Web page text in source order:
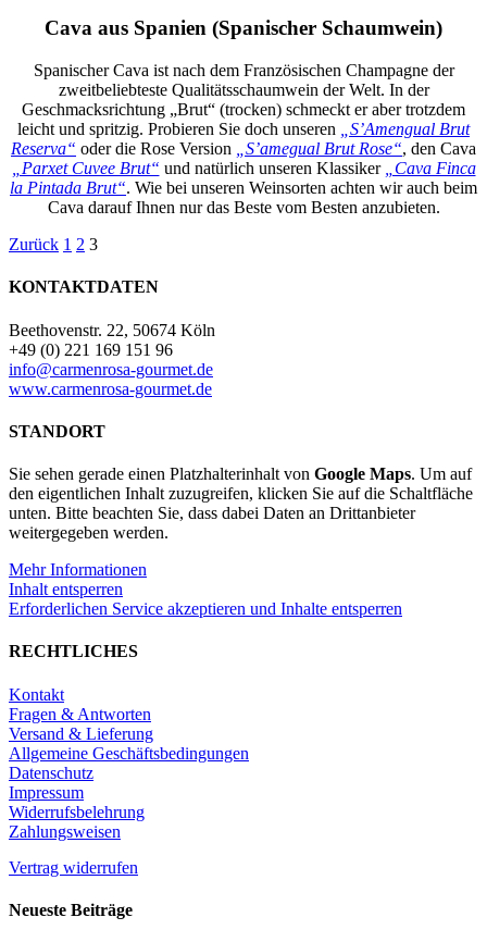
Cava aus Spanien (Spanischer Schaumwein)
Spanischer Cava ist nach dem Französischen Champagne der
zweitbeliebteste Qualitätsschaumwein der Welt. In der
Geschmacksrichtung „Brut“ (trocken) schmeckt er aber trotzdem
leicht und spritzig. Probieren Sie doch unseren
„S’Amengual Brut
Reserva“ oder die Rose Version „S’amegual Brut Rose“, den Cava
„Parxet Cuvee Brut“ und natürlich unseren Klassiker
„Cava Finca
la Pintada Brut“. Wie bei unseren Weinsorten achten wir auch beim
Cava darauf Ihnen nur das Beste vom Besten anzubieten.
Zurück 1 2 3
KONTAKTDATEN
Beethovenstr. 22, 50674 Köln
+49 (0) 221 169 151 96
info@carmenrosa-gourmet.de
www.carmenrosa-gourmet.de
STANDORT
Sie sehen gerade einen Platzhalterinhalt von Google Maps. Um auf
den eigentlichen Inhalt zuzugreifen, klicken Sie auf die Schaltfläche
unten. Bitte beachten Sie, dass dabei Daten an Drittanbieter
weitergegeben werden.
Mehr Informationen
Inhalt entsperren
Erforderlichen Service akzeptieren und Inhalte entsperren
RECHTLICHES
Kontakt
Fragen & Antworten
Versand & Lieferung
Allgemeine Geschäftsbedingungen
Datenschutz
Impressum
Widerrufsbelehrung
Zahlungsweisen
Vertrag widerrufen
Neueste Beiträge